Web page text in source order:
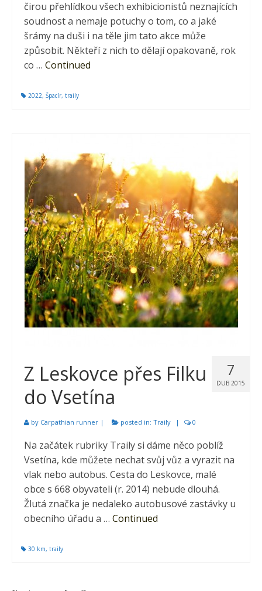
čirou přehlídkou všech exhibicionistů neznajících
soudnost a nemaje potuchy o tom, co a jaké
šrámy na duši i na těle jim tato akce může
způsobit. Někteří z nich to dělají opakovaně, rok
co … Continued
2022, Špacír, traily
7
DUB 2015
Z Leskovce přes Filku
do Vsetína
by Carpathian runner | posted in: Traily | 0
Na začátek rubriky Traily si dáme něco poblíž
Vsetína, kde můžete nechat svůj vůz a vyrazit na
vlak nebo autobus. Cesta do Leskovce, malé
obce s 668 obyvateli (r. 2014) nebude dlouhá.
Žlutá značka je nedaleko autobusové zastávky u
obecního úřadu a … Continued
30 km, traily